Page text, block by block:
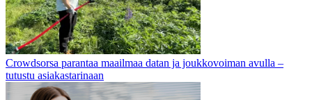
Crowdsorsa parantaa maailmaa datan ja joukkovoiman avulla –
tutustu asiakastarinaan